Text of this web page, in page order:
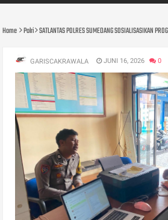
Home Polri SATLANTAS POLRES SUMEDANG SOSIALISASIKAN
GARISCAKRAWALA JUNI 16, 2026 0